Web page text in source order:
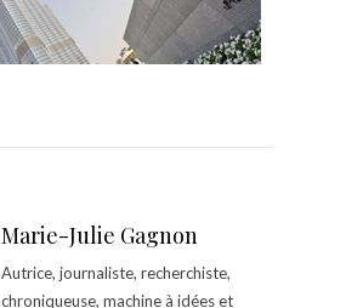
Marie-Julie Gagnon
Autrice, journaliste, recherchiste,
chroniqueuse, machine à idées et